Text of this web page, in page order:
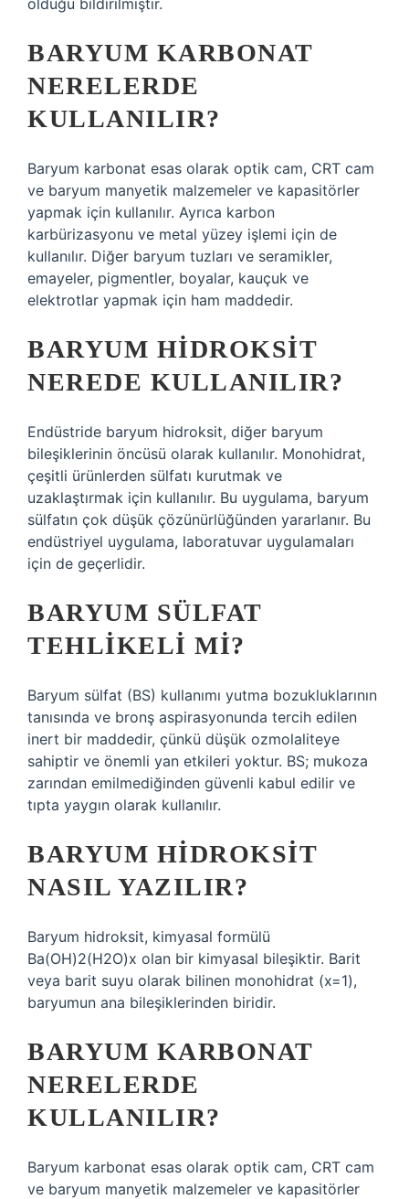
olduğu bildirilmiştir.
BARYUM KARBONAT
NERELERDE
KULLANILIR?
Baryum karbonat esas olarak optik cam, CRT cam
ve baryum manyetik malzemeler ve kapasitörler
yapmak için kullanılır. Ayrıca karbon
karbürizasyonu ve metal yüzey işlemi için de
kullanılır. Diğer baryum tuzları ve seramikler,
emayeler, pigmentler, boyalar, kauçuk ve
elektrotlar yapmak için ham maddedir.
BARYUM HIDROKSIT
NEREDE KULLANILIR?
Endüstride baryum hidroksit, diğer baryum
bileşiklerinin öncüsü olarak kullanılır. Monohidrat,
çeşitli ürünlerden sülfatı kurutmak ve
uzaklaştırmak için kullanılır. Bu uygulama, baryum
sülfatın çok düşük çözünürlüğünden yararlanır. Bu
endüstriyel uygulama, laboratuvar uygulamaları
için de geçerlidir.
BARYUM SÜLFAT
TEHLIKELI MI?
Baryum sülfat (BS) kullanımı yutma bozukluklarının
tanısında ve bronş aspirasyonunda tercih edilen
inert bir maddedir, çünkü düşük ozmolaliteye
sahiptir ve önemli yan etkileri yoktur. BS; mukoza
zarından emilmediğinden güvenli kabul edilir ve
tıpta yaygın olarak kullanılır.
BARYUM HIDROKSIT
NASIL YAZILIR?
Baryum hidroksit, kimyasal formülü
Ba(OH)2(H2O)x olan bir kimyasal bileşiktir. Barit
veya barit suyu olarak bilinen monohidrat (x=1),
baryumun ana bileşiklerinden biridir.
BARYUM KARBONAT
NERELERDE
KULLANILIR?
Baryum karbonat esas olarak optik cam, CRT cam
ve baryum manyetik malzemeler ve kapasitörler